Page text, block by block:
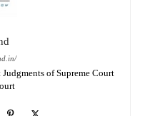
of Supreme Court